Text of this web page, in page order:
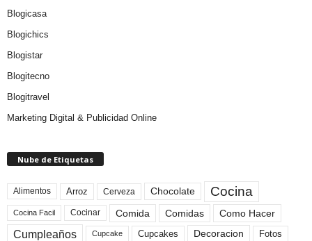
Blogicasa
Blogichics
Blogistar
Blogitecno
Blogitravel
Marketing Digital & Publicidad Online
Nube de Etiquetas
Alimentos Arroz Cerveza Chocolate Cocina
Cocina Facil Cocinar Comida Comidas Como Hacer
Cumpleaños Cupcake Cupcakes Decoracion Fotos